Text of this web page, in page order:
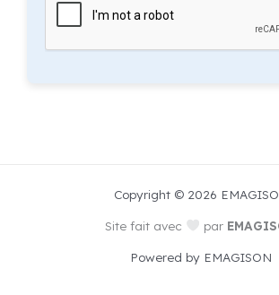
Copyright © 2026
Site fait avec par
Powered by EMAGISON